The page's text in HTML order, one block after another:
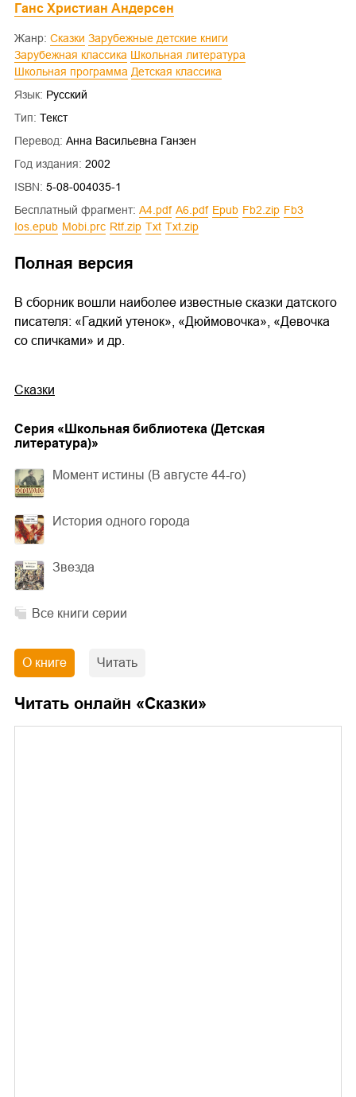
Ганс Христиан Андерсен
Жанр: Сказки
Зарубежные детские книги
Зарубежная классика
Школьная литература
Школьная программа
Детская классика
Язык: Русский
Тип: Текст
Перевод: Анна Васильевна Ганзен
Год издания: 2002
ISBN: 5-08-004035-1
Бесплатный фрагмент:
a4.pdf a6.pdf epub fb2.zip
fb3
ios.epub
mobi.prc rtf.zip txt txt.zip
Полная версия
В сборник вошли наиболее известные сказки датского
писателя: «Гадкий утенок», «Дюймовочка», «Девочка
со спичками» и др.
Сказки
Cерия « Школьная библиотека (Детская
литература)»
Момент истины (В августе 44-го)
История одного города
Звезда
Все книги серии
О книге Читать
Читать онлайн «Сказки»